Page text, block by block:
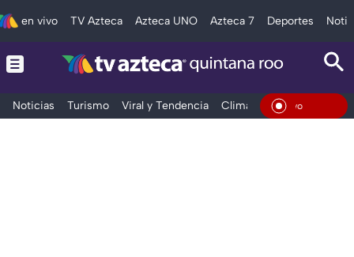
en vivo TV Azteca Azteca UNO Azteca 7 Deportes
Noticias Turismo Viral y Tendencia Clima Tráfico En